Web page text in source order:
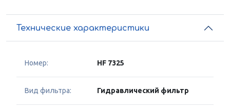
Технические характеристики
Номер: HF 7325
Вид фильтра: Гидравлический фильтр